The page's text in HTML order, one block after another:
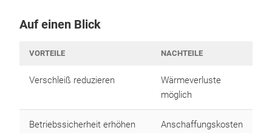
Auf einen Blick
VORTEILE NACHTEILE
Verschleiß reduzieren
Wärmeverluste
möglich
Betriebssicherheit erhöhen
Anschaffungskosten